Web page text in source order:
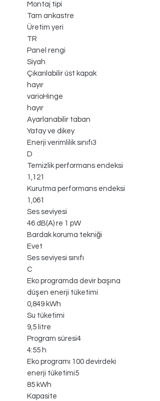
Montaj tipi
Tam ankastre
Üretim yeri
TR
Panel rengi
Siyah
Çıkarılabilir üst kapak
hayır
varioHinge
hayır
Ayarlanabilir taban
Yatay ve dikey
Enerji verimlilik sınıfı3
D
Temizlik performans endeksi
1,121
Kurutma performans endeksi
1,061
Ses seviyesi
46 dB(A) re 1 pW
Bardak koruma tekniği
Evet
Ses seviyesi sınıfı
C
Eko programda devir başına
düşen enerji tüketimi
0,849 kWh
Su tüketimi
9,5 litre
Program süresi4
4:55 h
Eko programı 100 devirdeki
enerji tüketimi5
85 kWh
Kapasite